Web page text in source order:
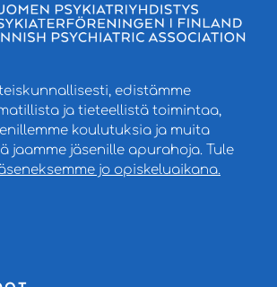
edistämme
ja tieteellistä toimintaa,
koulutuksia ja muita
jaamme jäsenille apurahoja. Tule
jo opiskeluaikana.